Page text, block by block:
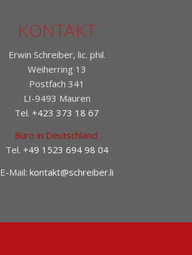
KONTAKT
Erwin Schreiber, lic. phil.
Weiherring 13
Postfach 341
LI-9493 Mauren
Tel. +423 373 18 67
Büro in Deutschland:
Tel. +49 1523 694 98 04
E-Mail: kontakt@schreiber.li